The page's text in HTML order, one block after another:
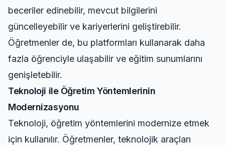
beceriler edinebilir, mevcut bilgilerini
güncelleyebilir ve kariyerlerini geliştirebilir.
Öğretmenler de, bu platformları kullanarak daha
fazla öğrenciyle ulaşabilir ve eğitim sunumlarını
genişletebilir.
Teknoloji ile Öğretim Yöntemlerinin
Modernizasyonu
Teknoloji, öğretim yöntemlerini modernize etmek
için kullanılır. Öğretmenler, teknolojik araçları